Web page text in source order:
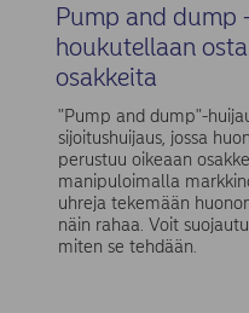
Pump and dump
houkutellaan
osakkeita
"Pump and dump"-
sijoitushuijaus, jossa
perustuu oikeaan
manipuloimalla
uhreja tekemään
näin rahaa. Voit
miten se tehdään.